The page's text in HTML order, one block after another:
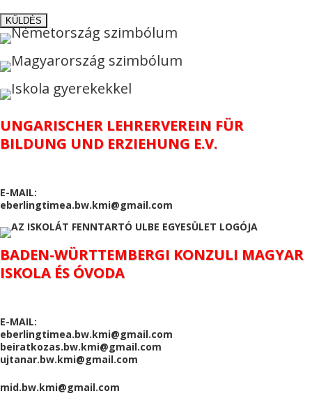
UNGARISCHER LEHRERVEREIN FÜR
BILDUNG UND ERZIEHUNG E.V.
E-MAIL:
eberlingtimea.bw.kmi@gmail.com
BADEN-WÜRTTEMBERGI KONZULI MAGYAR
ISKOLA ÉS ÓVODA
E-MAIL:
eberlingtimea.bw.kmi@gmail.com
beiratkozas.bw.kmi@gmail.com
ujtanar.bw.kmi@gmail.com
mid.bw.kmi@gmail.com